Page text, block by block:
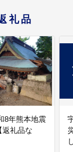
礼品
8年熊本地震
返礼品な